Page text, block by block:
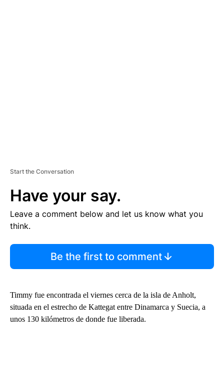
Start the Conversation
Have your say.
Leave a comment below and let us know what you
think.
Be the first to comment
Timmy fue encontrada el viernes cerca de la isla de Anholt,
situada en el estrecho de Kattegat entre Dinamarca y Suecia, a
unos 130 kilómetros de donde fue liberada.